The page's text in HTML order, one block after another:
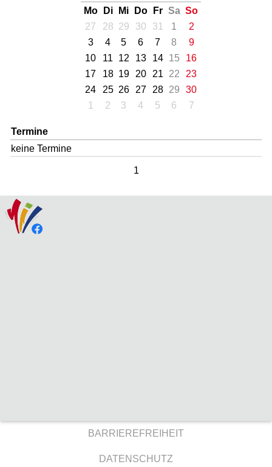
Mo
Di Mi Do Fr Sa So
27
28 29 30 31 1
2
3
4 5 6 7 8
9
10
11 12 13 14 15
16
17
18 19 20 21 22
23
24
25 26 27 28 29
30
1
2 3 4 5 6 7
Termine
keine Termine
1
BARRIEREFREIHEIT
DATENSCHUTZ